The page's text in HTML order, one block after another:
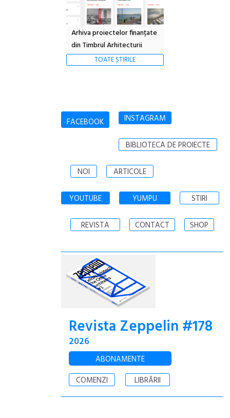
Arhiva proiectelor finanțate
din Timbrul Arhitecturii
TOATE ȘTIRILE
FACEBOOK INSTAGRAM
BIBLIOTECA DE PROIECTE
NOI ARTICOLE
YOUTUBE YUMPU STIRI
REVISTA CONTACT SHOP
Revista Zeppelin #178
2026
ABONAMENTE
COMENZI
LIBRĂRII